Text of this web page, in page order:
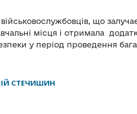
що
місця і отримала
у період проведення
СТЕЧИШИН